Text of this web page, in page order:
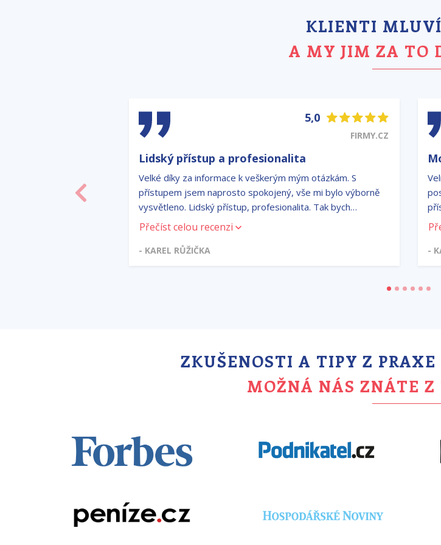
KLIENTI
A MY JIM ZA TO
5,0
FIRMY.CZ
Lidský přístup a profesionalita
Velké díky za informace k veškerým mým otázkám. S
přístupem jsem naprosto spokojený, vše mi bylo výborně
vysvětleno. Lidský přístup, profesionalita. Tak bych
definoval Jake&James.
Přečíst celou recenzi
- KAREL RŮŽIČKA -
Předchozí
ZKUŠENOSTI A TIPY Z
MOŽNÁ NÁS ZNÁTE